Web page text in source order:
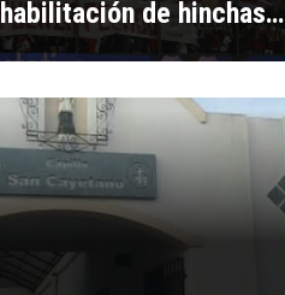
habilitación de hinchas…